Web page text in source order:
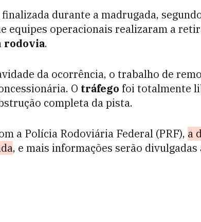
durante a madrugada,
equipes operacionais realizaram a
rodovia.
da ocorrência, o trabalho de
O tráfego foi totalmente
completa da pista.
a Polícia Rodoviária Federal (PRF), a
, e mais informações serão